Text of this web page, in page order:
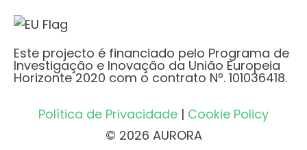
Este projecto é financiado pelo Programa de
Investigação e Inovação da União Europeia
Horizonte 2020 com o contrato Nº. 101036418.
Política de Privacidade | Cookie Policy
© 2026 AURORA